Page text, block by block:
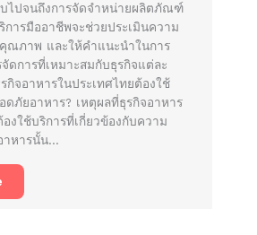
ไปจนถึงการจัดจำหน่ายผลิตภัณฑ์
การมืออาชีพจะช่วยประเมินความ
คุณภาพ และให้คำแนะนำในการ
ดการที่เหมาะสมกับธุรกิจแต่ละ
กิจอาหารในประเทศไทยต้องใช้
ดภัยอาหาร? เหตุผลที่ธุรกิจอาหาร
งใช้บริการที่เกี่ยวข้องกับความ
าหารนั้น…